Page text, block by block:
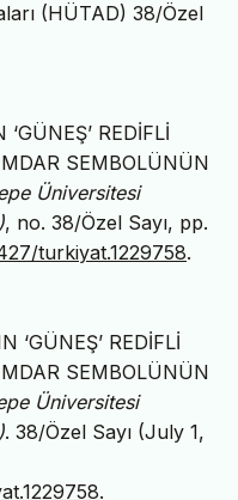
(HÜTAD) 38/Özel
REDİFLİ
SEMBOLÜNÜN
Üniversitesi
, no. 38/Özel Sayı, pp.
turkiyat.1229758.
‘GÜNEŞ’ REDİFLİ
SEMBOLÜNÜN
Üniversitesi
. 38/Özel Sayı (July 1,
.